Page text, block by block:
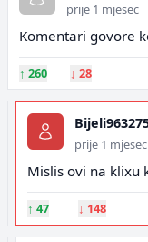
prije 1 mjesec
Komentari govore
↑ 260 ↓ 28
prije 1 mjesec
Mislis ovi na klixu
↑ 47 ↓ 148